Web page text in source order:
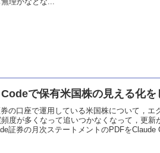
で保有米国株の見える化を
の口座で運用している米国株について，エ
度が多くなって追いつかなくなって，更新
証券の月次ステートメントのPDFをClaude